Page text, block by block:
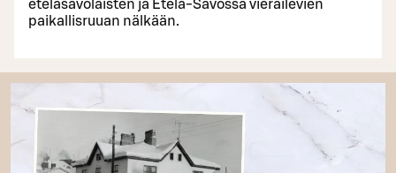
eteläsavolaisten ja Etelä-Savossa vierailevien
paikallisruuan nälkään.